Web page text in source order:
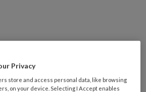
dit artikel lezen?
Privacy
store and access personal data, like browsing
on your device. Selecting I Accept enables